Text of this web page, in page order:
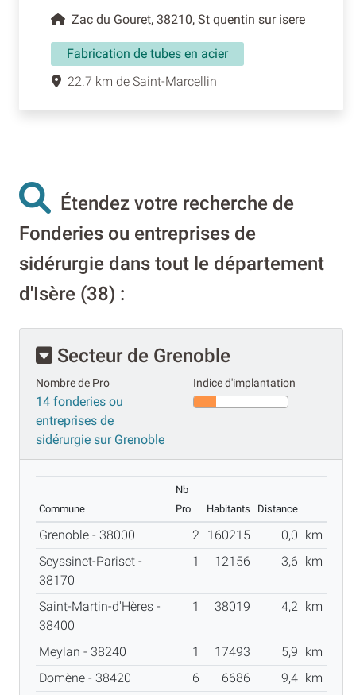
Zac du Gouret, 38210, St quentin sur isere
Fabrication de tubes en acier
22.7 km de Saint-Marcellin
Étendez votre recherche de
Fonderies ou entreprises de
sidérurgie dans tout le département
d'Isère (38) :
Secteur de Grenoble
Nombre de Pro
14 fonderies ou
entreprises de
sidérurgie sur Grenoble
Indice d'implantation
Commune
Nb
Pro
Habitants Distance
Grenoble - 38000 2 160215 0,0 km
Seyssinet-Pariset -
38170
1 12156 3,6 km
Saint-Martin-d'Hères -
38400
1 38019 4,2 km
Meylan - 38240 1 17493 5,9 km
Domène - 38420
6 6686 9,4 km